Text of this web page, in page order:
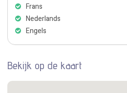
Frans
Nederlands
Engels
Bekijk op de kaart